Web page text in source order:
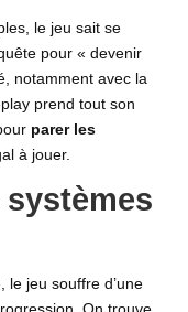
le jeu sait se
pour « devenir
notamment avec la
prend tout son
parer les
à jouer.
le jeu souffre d’une